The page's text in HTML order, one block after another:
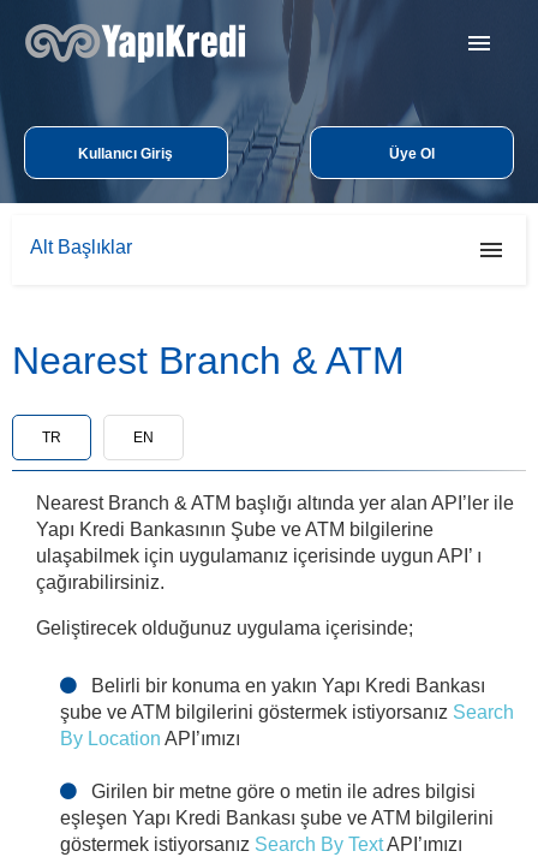
Ana sayfa
API'lar & Planlar
Kullanıcı Giriş Üye Ol
Alt Başlıklar
SIMULATION DATA
CUSTOMERS
CURRENT ACCOUNTS
TIME DEPOSIT ACCOUNTS
CREDIT CARDS
Nearest Branch & ATM
TR EN
Nearest Branch & ATM başlığı altında yer alan API’ler ile
Yapı Kredi Bankasının Şube ve ATM bilgilerine
ulaşabilmek için uygulamanız içerisinde uygun API’ ı
çağırabilirsiniz.
Geliştirecek olduğunuz uygulama içerisinde;
Belirli bir konuma en yakın Yapı Kredi Bankası
şube ve ATM bilgilerini göstermek istiyorsanız Search
By Location API’ımızı
Girilen bir metne göre o metin ile adres bilgisi
eşleşen Yapı Kredi Bankası şube ve ATM bilgilerini
göstermek istiyorsanız Search By TextAPI’ımızı